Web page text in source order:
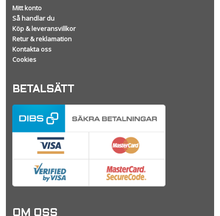
Mitt konto
Så handlar du
Köp & leveransvillkor
Retur & reklamation
Kontakta oss
Cookies
BETALSÄTT
OM OSS